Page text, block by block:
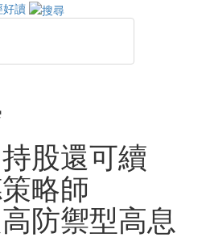
好讀
股還可續
略師
防禦型高息